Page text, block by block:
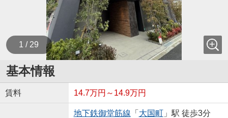
1 / 29
基本情報
賃料 14.7万円～14.9万円
地下鉄御堂筋線 「 大国町」駅 徒歩3分